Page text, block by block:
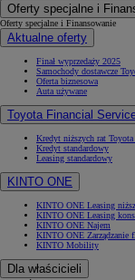
Oferty specjalne i
Oferty specjalne i Finansowanie
Aktualne oferty
Finał wyprzedaży 2025
Samochody dostawcze
Oferta biznesowa
Auta używane
Toyota Financial
Kredyt niższych rat Toyota
Kredyt standardowy
Leasing standardowy
KINTO ONE
KINTO ONE Leasing
KINTO ONE Leasing
KINTO ONE Najem
KINTO ONE Zarządzanie
KINTO Mobility
Dla właścicieli